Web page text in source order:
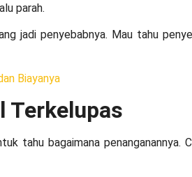
parah.
jadi penyebabnya. Mau tahu
Biayanya
Terkelupas
tahu bagaimana penanganannya.